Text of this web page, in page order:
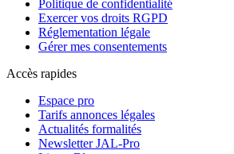
Politique de confidentialité
Exercer vos droits RGPD
Réglementation légale
Gérer mes consentements
Accès rapides
Espace pro
Tarifs annonces légales
Actualités formalités
Newsletter JAL-Pro